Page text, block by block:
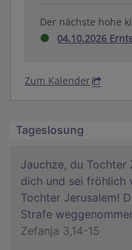
Der nächste hohe
04.10.2026
Zum Kalender
Tageslosung
Jauchze, du Tochter
dich und sei fröhlich
Tochter Jerusalem!
Strafe
Zefanja 3,14-15